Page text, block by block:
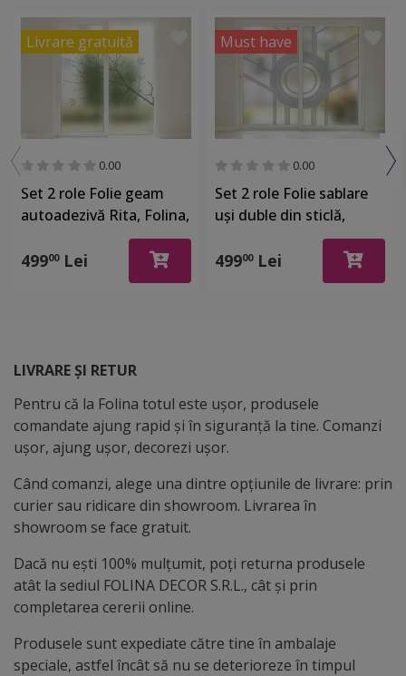
Livrare gratuită
0.00
Set 2 role Folie geam
autoadezivă Rita, Folina,
model copac, role de
100x210 cm
49900Lei
Must have
0.00
Set 2 role Folie sablare
uşi duble din sticlă,
Greta, 210x100cm
49900Lei
LIVRARE ȘI RETUR
Pentru că la Folina totul este ușor, produsele
comandate ajung rapid și în siguranță la tine. Comanzi
ușor, ajung ușor, decorezi ușor.
Când comanzi, alege una dintre opțiunile de livrare: prin
curier sau ridicare din showroom. Livrarea în
showroom se face gratuit.
Dacă nu ești 100% mulțumit, poți returna produsele
atât la sediul FOLINA DECOR S.R.L., cât și prin
completarea cererii online.
Produsele sunt expediate către tine în ambalaje
speciale, astfel încât să nu se deterioreze în timpul